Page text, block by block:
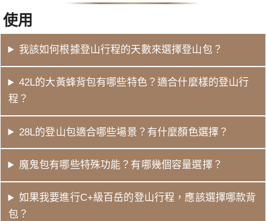
使用
我該如何根據登山行程的天數來選擇登山包？
42L的大黃蜂背包有哪些特色？適合什麼樣的登山行
程？
28L的登山包適合哪些場景？有什麼顏色選擇？
魔鬼包有哪些特殊功能？有哪幾個容量選擇？
如果我要進行C+級百岳的登山行程，應該選擇哪款背
包？